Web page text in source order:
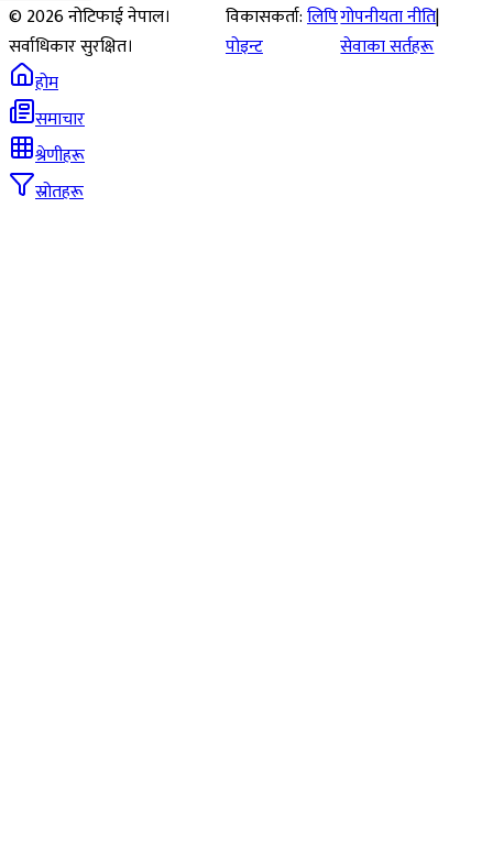
©2026नोटिफाई नेपाल।
सर्वाधिकार सुरक्षित।
विकासकर्ता:लिपि
पोइन्ट
गोपनीयता नीति|
सेवाका सर्तहरू
होम
समाचार
श्रेणीहरू
स्रोतहरू